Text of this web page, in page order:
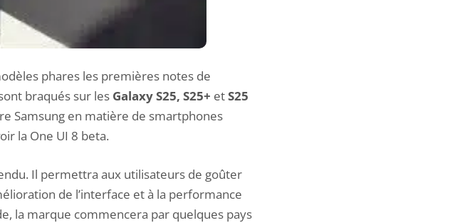
phares les premières notes de
braqués sur les Galaxy S25, S25+ etS25
Samsung en matière de smartphones
la One UI 8 beta.
Il permettra aux utilisateurs de goûter
de l’interface et à la performance
la marque commencera par quelques pays